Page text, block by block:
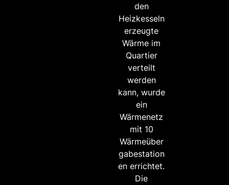
den
Heizkesseln
erzeugte
Wärme im
Quartier
verteilt
werden
kann, wurde
ein
Wärmenetz
mit 10
Wärmeüber
gabestation
en errichtet.
Die